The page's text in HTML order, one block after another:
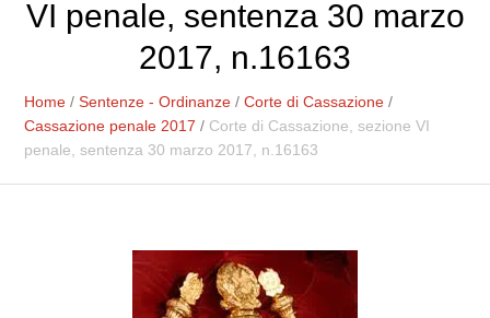
VI penale, sentenza 30 marzo
2017, n.16163
Home /Sentenze - Ordinanze /Corte di Cassazione /
Cassazione penale 2017 / Corte di Cassazione, sezione VI
penale, sentenza 30 marzo 2017, n.16163